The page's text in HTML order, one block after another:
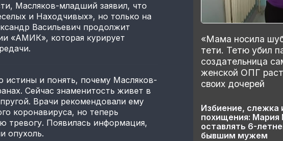
Масляков-младший заявил, что
и Находчивых», но только на
Васильевич продолжит
«АМИК», которая курирует
истины и понять, почему Масляков-
Сейчас знаменитость живет в
Врачи рекомендовали ему
коронавируса, но теперь
тревогу. Появилась информация,
опухоль.
«Мама носила
тети. Тетю убил
создательница
женской ОПГ
своих дочерей
Избиение, слежка
похищения: Мария
оставлять 6-
бывшим мужем